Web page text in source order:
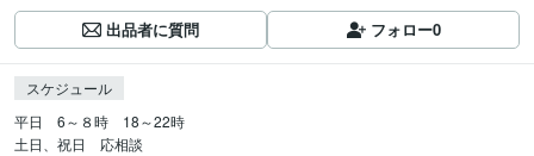
出品者に質問 フォロー0
スケジュール
平日　6～８時　18～22時
土日、祝日　応相談